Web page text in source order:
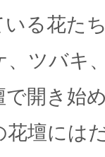
る花た
、ツバキ
で開き始
花壇には